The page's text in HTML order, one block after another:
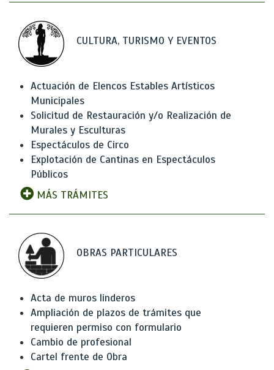
CULTURA, TURISMO Y EVENTOS
Actuación de Elencos Estables Artísticos
Municipales
Solicitud de Restauración y/o Realización de
Murales y Esculturas
Espectáculos de Circo
Explotación de Cantinas en Espectáculos
Públicos
MÁS TRÁMITES
OBRAS PARTICULARES
Acta de muros linderos
Ampliación de plazos de trámites que
requieren permiso con formulario
Cambio de profesional
Cartel frente de Obra